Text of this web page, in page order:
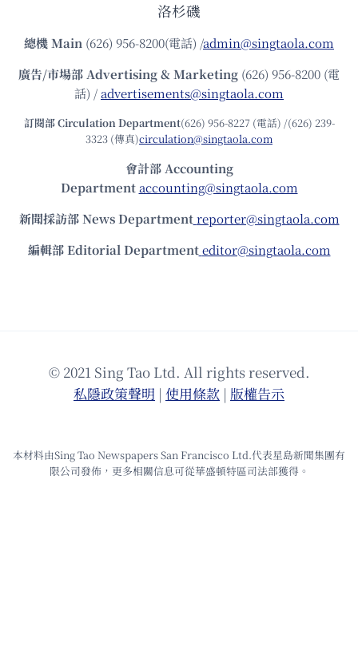
洛杉磯
總機Main (626) 956-8200(電話) /admin@singtaola.com
廣告/市場部Advertising & Marketing (626) 956-8200 (電
話) /advertisements@singtaola.com
訂閱部 Circulation Department(626) 956-8227 (電話) /(626) 239-
3323 (傳真)circulation@singtaola.com
會計部 Accounting
Department accounting@singtaola.com
新聞採訪部 News Department reporter@singtaola.com
編輯部 Editorial Department editor@singtaola.com
© 2021 Sing Tao Ltd. All rights reserved.
私隱政策聲明 | 使⽤條款 | 版權告⽰
本材料由Sing Tao Newspapers San Francisco Ltd.代表星島新聞集團有
限公司發佈，更多相關信息可從華盛頓特區司法部獲得。